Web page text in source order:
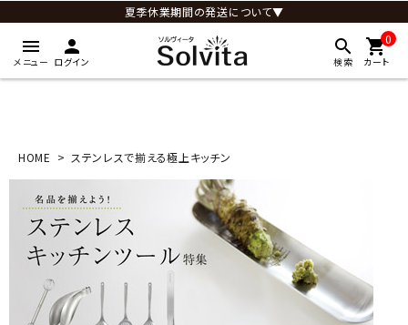
夏季休業期間の発送について▼
menu
メニュー
person
ログイン
search
検索
0
shopping_cart
カート
HOME ステンレスで揃える極上キッチン